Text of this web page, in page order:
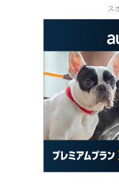
ス